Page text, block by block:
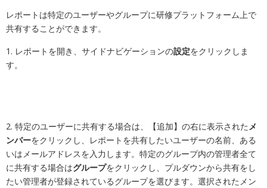
レポートは特定のユーザーやグループに研修プラットフォーム上で
共有することができます。
1. レポートを開き、サイドナビゲーションの設定をクリックしま
す。
2. 特定のユーザーに共有する場合は、【追加】の右に表示されたメ
ンバーをクリックし、
レポートを共有したいユーザーの名前、ある
いはメールアドレスを入力します。 特定のグループ内の管理者全て
に共有する場合はグループをクリックし、 プルダウンから共有をし
たい管理者が登録されているグループを選びます。選択されたメン